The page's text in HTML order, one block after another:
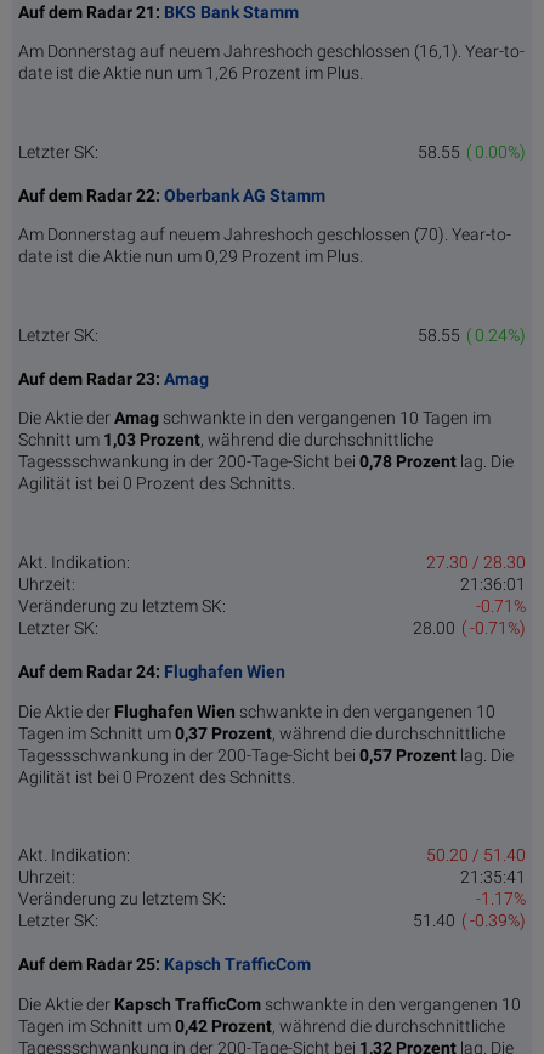
Auf dem Radar 21: BKS Bank Stamm
Am Donnerstag auf neuem Jahreshoch geschlossen (16,1). Year-to-
date ist die Aktie nun um 1,26 Prozent im Plus.
Letzter SK: ( 0.00%)
58.55
Auf dem Radar 22: Oberbank AG Stamm
Am Donnerstag auf neuem Jahreshoch geschlossen (70). Year-to-
date ist die Aktie nun um 0,29 Prozent im Plus.
Letzter SK: ( 0.24%)
58.55
Auf dem Radar 23: Amag
Die Aktie derAmag schwankte in den vergangenen 10 Tagen im
Schnitt um 1,03 Pro­zent, während die durchschnittliche
Tagessschwankung in der 200-Tage-Sicht bei 0,78 Prozent lag. Die
Agilität ist bei 0 Prozent des Schnitts.
Akt. Indikation:
27.30 / 28.30
Uhrzeit:
21:36:01
Veränderung zu letztem SK:
-0.71%
Letzter SK:
( -0.71%)
28.00
Auf dem Radar 24: Flughafen Wien
Die Aktie der Flughafen Wien schwankte in den vergangenen 10
Tagen im Schnitt um0,37 Pro­zent, während die durchschnittliche
Tagessschwankung in der 200-Tage-Sicht bei 0,57 Prozent lag. Die
Agilität ist bei 0 Prozent des Schnitts.
Akt. Indikation:
50.20 / 51.40
Uhrzeit:
21:35:41
Veränderung zu letztem SK:
-1.17%
Letzter SK:
( -0.39%)
51.40
Auf dem Radar 25: Kapsch TrafficCom
Die Aktie der Kapsch TrafficCom schwankte in den vergangenen 10
Tagen im Schnitt um0,42 Pro­zent, während die durchschnittliche
Tagessschwankung in der 200-Tage-Sicht bei 1,32 Prozent lag. Die